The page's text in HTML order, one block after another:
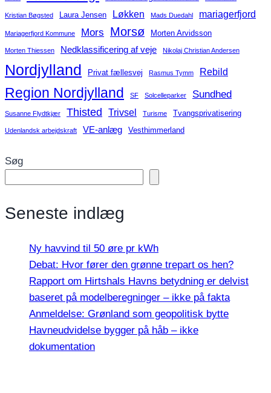
Kristian Bøgsted Laura Jensen Løkken Mads Duedahl mariagerfjord
Mariagerfjord Kommune Mors Morsø Morten Arvidsson
Morten Thiessen Nedklassificering af veje Nikolaj Christian Andersen
Nordjylland Privat fællesvej Rasmus Tymm Rebild
Region Nordjylland SF Solcelleparker Sundhed
Susanne Flydtkjær Thisted Trivsel Turisme Tvangsprivatisering
Udenlandsk arbejdskraft VE-anlæg Vesthimmerland
Søg
Seneste indlæg
Ny havvind til 50 øre pr kWh
Debat: Hvor fører den grønne trepart os hen?
Rapport om Hirtshals Havns betydning er delvist
baseret på modelberegninger – ikke på fakta
Anmeldelse: Grønland som geopolitisk bytte
Havneudvidelse bygger på håb – ikke
dokumentation